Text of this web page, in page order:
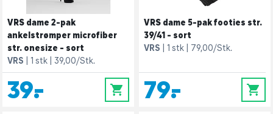
VRS dame 2-pak
ankelstrømper microfiber
str. onesize - sort
VRS
1 stk 39,00/Stk.
39,- 0
VRS dame 5-pak footies str.
39/41 - sort
VRS
1 stk 79,00/Stk.
79,- 0